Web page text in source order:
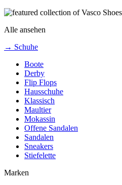
Alle ansehen
→ Schuhe
Boote
Derby
Flip Flops
Hausschuhe
Klassisch
Maultier
Mokassin
Offene Sandalen
Sandalen
Sneakers
Stiefelette
Marken